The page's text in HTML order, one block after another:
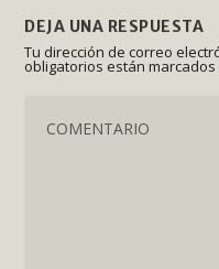
DEJA UNA RESPUESTA
Tu dirección de correo
obligatorios están